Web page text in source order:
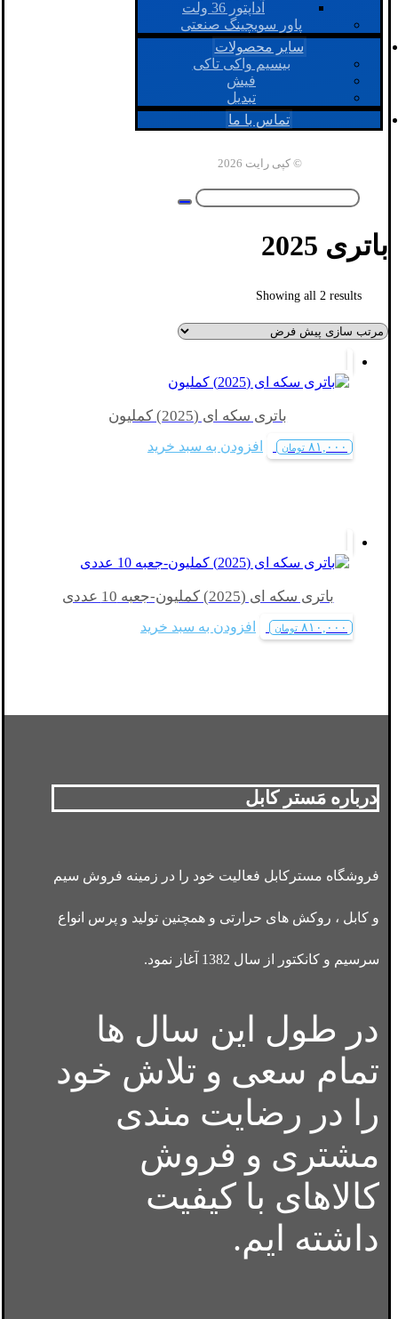
آداپتور 36 ولت
پاور سویچینگ صنعتی
سایر محصولات
بیسیم واکی تاکی
فیش
تبدیل
تماس با ما
© کپی رایت 2026
باتری 2025
Showing all 2 results
باتری سکه ای (2025) کملیون
۸۱,۰۰۰ تومان افزودن به سبد خرید
باتری سکه ای (2025) کملیون-جعبه 10 عددی
۸۱۰,۰۰۰ تومان افزودن به سبد خرید
درباره مَستر کابل
فروشگاه مسترکابل فعالیت خود را در زمینه فروش سیم
و کابل ، روکش های حرارتی و همچنین تولید و پرس انواع
سرسیم و کانکتور از سال 1382 آغاز نمود.
در طول این سال ها
تمام سعی و تلاش خود
را در رضایت مندی
مشتری و فروش
کالاهای با کیفیت
داشته ایم.